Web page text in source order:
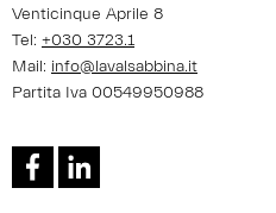
Venticinque Aprile 8
Tel: +030 3723.1
Mail: info@lavalsabbina.it
Partita Iva 00549950988